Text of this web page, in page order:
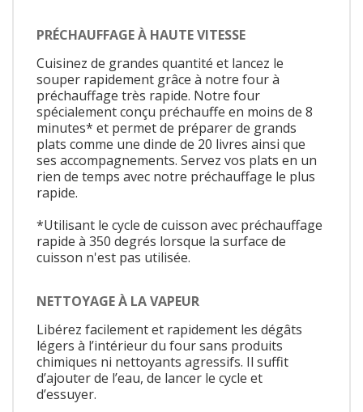
PRÉCHAUFFAGE À HAUTE VITESSE
Cuisinez de grandes quantité et lancez le
souper rapidement grâce à notre four à
préchauffage très rapide. Notre four
spécialement conçu préchauffe en moins de 8
minutes* et permet de préparer de grands
plats comme une dinde de 20 livres ainsi que
ses accompagnements. Servez vos plats en un
rien de temps avec notre préchauffage le plus
rapide.
*Utilisant le cycle de cuisson avec préchauffage
rapide à 350 degrés lorsque la surface de
cuisson n'est pas utilisée.
NETTOYAGE À LA VAPEUR
Libérez facilement et rapidement les dégâts
légers à l’intérieur du four sans produits
chimiques ni nettoyants agressifs. Il suffit
d’ajouter de l’eau, de lancer le cycle et
d’essuyer.